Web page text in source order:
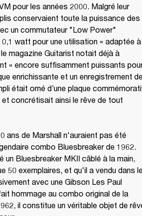
pour les années 2000. Malgré leur
conservaient toute la puissance des
un commutateur "Low Power"
watt pour une utilisation « adaptée
le magazine Guitarist notait déjà à
« encore suffisamment puissants
enrichissante et un enregistrement
était orné d’une plaque
et concrétisait ainsi le rêve de tout
ans de Marshall n'auraient pas été
combo Bluesbreaker de 1962.
un Bluesbreaker MKII câblé à la main,
50 exemplaires, et qu'il a vendu dans
avec une Gibson Les Paul
hommage au combo original de la
il constitue un véritable objet de